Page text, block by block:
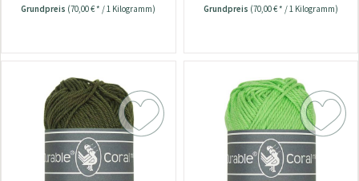
Grundpreis (70,00 € * / 1 Kilogramm) Grundpreis (70,00 € * / 1 Kilogramm)